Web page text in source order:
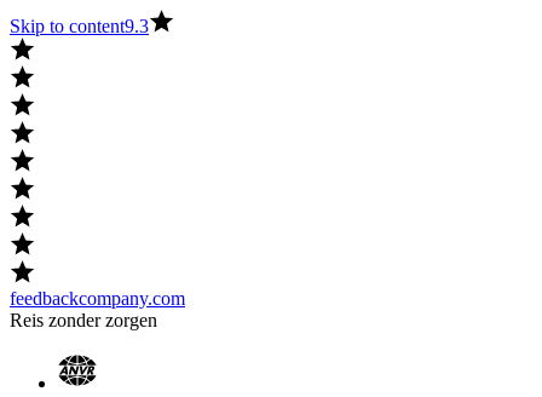
Skip to content9.3
feedbackcompany.com
Reis zonder zorgen